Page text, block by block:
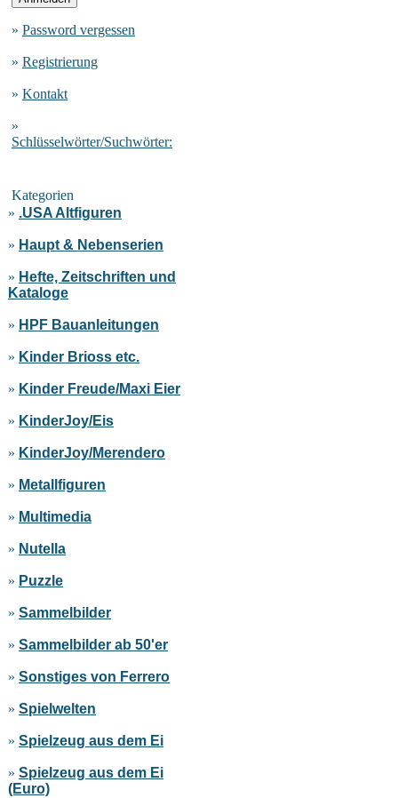
» Password vergessen
» Registrierung
» Kontakt
»
Schlüsselwörter/Suchwörter:
Kategorien
» .USA Altfiguren
» Haupt & Nebenserien
» Hefte, Zeitschriften und
Kataloge
» HPF Bauanleitungen
» Kinder Brioss etc.
» Kinder Freude/Maxi Eier
» KinderJoy/Eis
» KinderJoy/Merendero
» Metallfiguren
» Multimedia
» Nutella
» Puzzle
» Sammelbilder
» Sammelbilder ab 50'er
» Sonstiges von Ferrero
» Spielwelten
» Spielzeug aus dem Ei
» Spielzeug aus dem Ei
(Euro)